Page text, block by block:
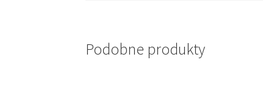
Podobne produkty